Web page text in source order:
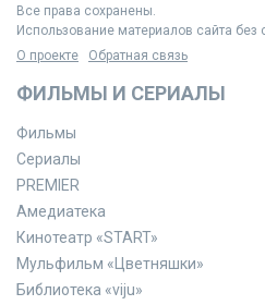
Все права сохранены.
Использование материалов сайта без
О проекте
Обратная связь
ФИЛЬМЫ И СЕРИАЛЫ
Фильмы
Сериалы
PREMIER
Амедиатека
Кинотеатр «START»
Мульфильм «Цветняшки»
Библиотека «viju»